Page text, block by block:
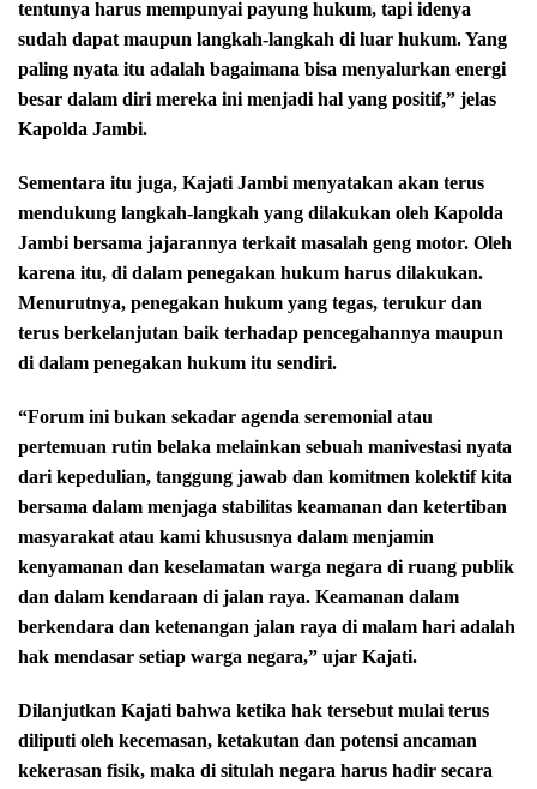
tentunya harus mempunyai payung hukum, tapi idenya
sudah dapat maupun langkah-langkah di luar hukum. Yang
paling nyata itu adalah bagaimana bisa menyalurkan energi
besar dalam diri mereka ini menjadi hal yang positif,” jelas
Kapolda Jambi.
Sementara itu juga, Kajati Jambi menyatakan akan terus
mendukung langkah-langkah yang dilakukan oleh Kapolda
Jambi bersama jajarannya terkait masalah geng motor. Oleh
karena itu, di dalam penegakan hukum harus dilakukan.
Menurutnya, penegakan hukum yang tegas, terukur dan
terus berkelanjutan baik terhadap pencegahannya maupun
di dalam penegakan hukum itu sendiri.
“Forum ini bukan sekadar agenda seremonial atau
pertemuan rutin belaka melainkan sebuah manivestasi nyata
dari kepedulian, tanggung jawab dan komitmen kolektif kita
bersama dalam menjaga stabilitas keamanan dan ketertiban
masyarakat atau kami khususnya dalam menjamin
kenyamanan dan keselamatan warga negara di ruang publik
dan dalam kendaraan di jalan raya. Keamanan dalam
berkendara dan ketenangan jalan raya di malam hari adalah
hak mendasar setiap warga negara,” ujar Kajati.
Dilanjutkan Kajati bahwa ketika hak tersebut mulai terus
diliputi oleh kecemasan, ketakutan dan potensi ancaman
kekerasan fisik, maka di situlah negara harus hadir secara